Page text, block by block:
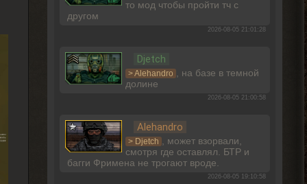
то мод чтобы пройти тч с
другом
2026-08-05 21:01:28
Djetch
> Alehandro , на базе в темной
долине
2026-08-05 21:00:58
Alehandro
> Djetch , может взорвали,
смотря где оставлял. БТР и
багги Фримена не трогают вроде.
2026-08-05 19:10:58